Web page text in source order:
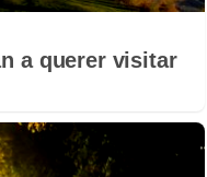
a querer visitar